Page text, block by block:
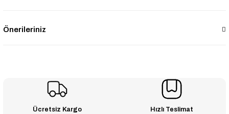
Önerileriniz
Ücretsiz Kargo Hızlı Teslimat